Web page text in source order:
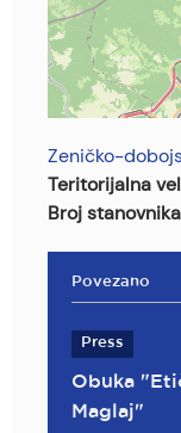
Zeničko-
Teritorijalna
Broj stanovnika
Povezano
Press
Obuka
Maglaj"